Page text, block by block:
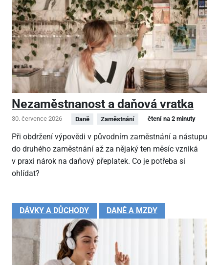
Nezaměstnanost a daňová vratka
30. července 2026 Daně Zaměstnání čtení na 2 minuty
Při obdržení výpovědi v původním zaměstnání a nástupu
do druhého zaměstnání až za nějaký ten měsíc vzniká
v praxi nárok na daňový přeplatek. Co je potřeba si
ohlídat?
DÁVKY A DŮCHODY DANĚ A MZDY